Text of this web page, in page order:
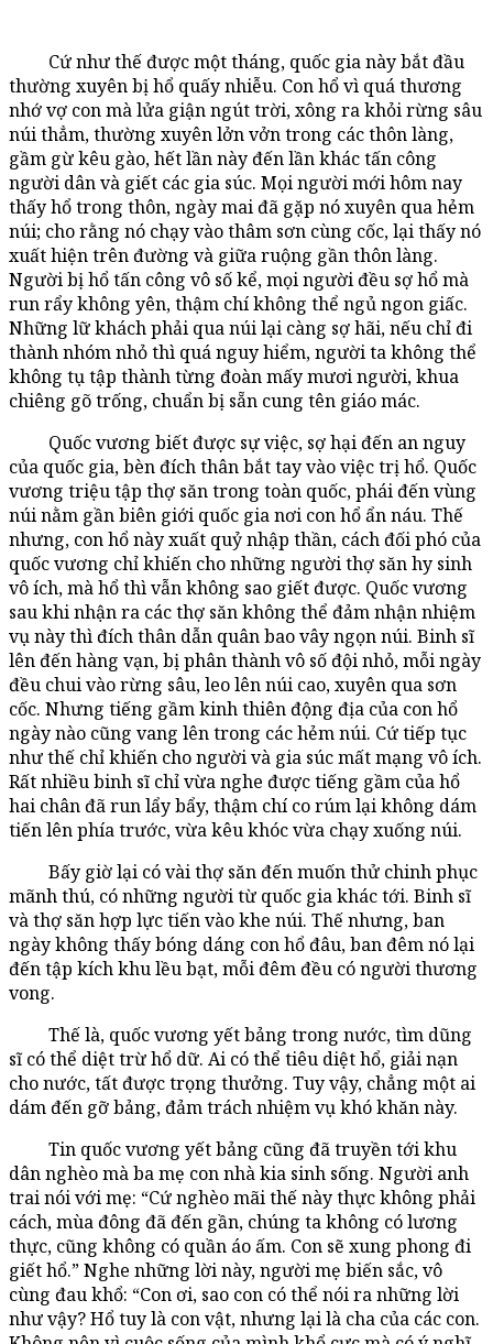
Cứ như thế được một tháng, quốc gia này bắt đầu
thường xuyên bị hổ quấy nhiễu. Con hổ vì quá thương
nhớ vợ con mà lửa giận ngút trời, xông ra khỏi rừng sâu
núi thẳm, thường xuyên lởn vởn trong các thôn làng,
gầm gừ kêu gào, hết lần này đến lần khác tấn công
người dân và giết các gia súc. Mọi người mới hôm nay
thấy hổ trong thôn, ngày mai đã gặp nó xuyên qua hẻm
núi; cho rằng nó chạy vào thâm sơn cùng cốc, lại thấy nó
xuất hiện trên đường và giữa ruộng gần thôn làng.
Người bị hổ tấn công vô số kể, mọi người đều sợ hổ mà
run rẩy không yên, thậm chí không thể ngủ ngon giấc.
Những lữ khách phải qua núi lại càng sợ hãi, nếu chỉ đi
thành nhóm nhỏ thì quá nguy hiểm, người ta không thể
không tụ tập thành từng đoàn mấy mươi người, khua
chiêng gõ trống, chuẩn bị sẵn cung tên giáo mác.
Quốc vương biết được sự việc, sợ hại đến an nguy
của quốc gia, bèn đích thân bắt tay vào việc trị hổ. Quốc
vương triệu tập thợ săn trong toàn quốc, phái đến vùng
núi nằm gần biên giới quốc gia nơi con hổ ẩn náu. Thế
nhưng, con hổ này xuất quỷ nhập thần, cách đối phó của
quốc vương chỉ khiến cho những người thợ săn hy sinh
vô ích, mà hổ thì vẫn không sao giết được. Quốc vương
sau khi nhận ra các thợ săn không thể đảm nhận nhiệm
vụ này thì đích thân dẫn quân bao vây ngọn núi. Binh sĩ
lên đến hàng vạn, bị phân thành vô số đội nhỏ, mỗi ngày
đều chui vào rừng sâu, leo lên núi cao, xuyên qua sơn
cốc. Nhưng tiếng gầm kinh thiên động địa của con hổ
ngày nào cũng vang lên trong các hẻm núi. Cứ tiếp tục
như thế chỉ khiến cho người và gia súc mất mạng vô ích.
Rất nhiều binh sĩ chỉ vừa nghe được tiếng gầm của hổ
hai chân đã run lẩy bẩy, thậm chí co rúm lại không dám
tiến lên phía trước, vừa kêu khóc vừa chạy xuống núi.
Bấy giờ lại có vài thợ săn đến muốn thử chinh phục
mãnh thú, có những người từ quốc gia khác tới. Binh sĩ
và thợ săn hợp lực tiến vào khe núi. Thế nhưng, ban
ngày không thấy bóng dáng con hổ đâu, ban đêm nó lại
đến tập kích khu lều bạt, mỗi đêm đều có người thương
vong.
Thế là, quốc vương yết bảng trong nước, tìm dũng
sĩ có thể diệt trừ hổ dữ. Ai có thể tiêu diệt hổ, giải nạn
cho nước, tất được trọng thưởng. Tuy vậy, chẳng một ai
dám đến gỡ bảng, đảm trách nhiệm vụ khó khăn này.
Tin quốc vương yết bảng cũng đã truyền tới khu
dân nghèo mà ba mẹ con nhà kia sinh sống. Người anh
trai nói với mẹ: “Cứ nghèo mãi thế này thực không phải
cách, mùa đông đã đến gần, chúng ta không có lương
thực, cũng không có quần áo ấm. Con sẽ xung phong đi
giết hổ.” Nghe những lời này, người mẹ biến sắc, vô
cùng đau khổ: “Con ơi, sao con có thể nói ra những lời
như vậy? Hổ tuy là con vật, nhưng lại là cha của các con.